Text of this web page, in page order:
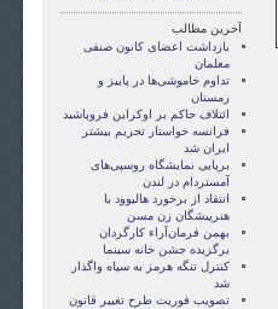
آخرین مطالب
بازداشت اعضای کانون صنفی
معلمان
تداوم خاموشی‌ها در پاییز و
زمستان
ائتلاف حاکم بر اوکراین فروپاشید
فرانسه خواستار تحریم بیشتر
ایران شد
برپایی نمایشگاه روسپی‌های
آمستردام در لندن
انتقاد از برخورد هاليوود با
هنرپیشگان زن مسن
بهمن فرمان‌آراء کارگردان
برگزیده جشن خانه سینما
کنترل تنگه هرمز به سپاه واگذار
شد
تصویب فوریت طرح تغییر قاتون